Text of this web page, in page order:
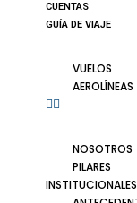
CUENTAS
GUÍA DE VIAJE
VUELOS
AEROLÍNEAS
NOSOTROS
PILARES
INSTITUCIONALES